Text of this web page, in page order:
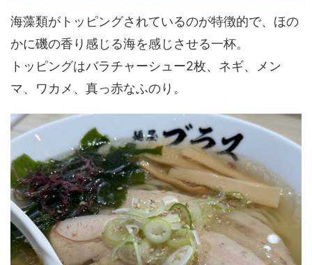
海藻類がトッピングされているのが特徴的で、ほの
かに磯の香り感じる海を感じさせる一杯。
トッピングはバラチャーシュー2枚、ネギ、メン
マ、ワカメ、真っ赤なふのり。